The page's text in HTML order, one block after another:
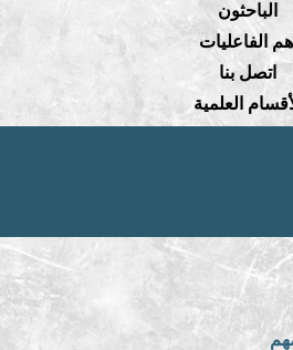
الباحثون
أهم الفاعليات
اتصل بنا
العلمية